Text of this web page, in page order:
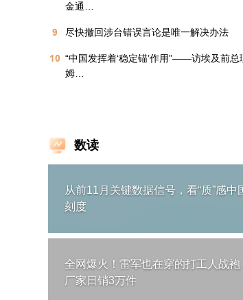
金通…
9 尽快撤回涉台错误言论是唯一解决办法
10 “中国发挥着‘稳定锚’作用”——访埃及前总
姆…
数读
从前11月关键数据信号，看“质”感中
刻度
全网爆火！雷军也在穿的打工人战袍
厂家日销3万件